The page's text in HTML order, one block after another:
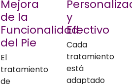
Mejora
de la
Funcionalidad
del Pie
El
tratamiento
de
y
Efectivo
Cada
tratamiento
está
adaptado